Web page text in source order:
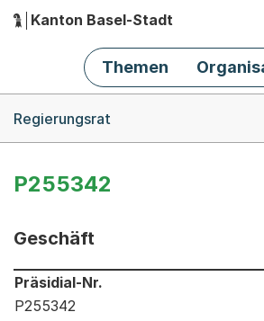
Hauptnavigation
Kanton Basel-Stadt
Themen
Regierungsrat
P255342
Geschäft
Informationen zum Ausgewählten
Präsidial-Nr.
P255342